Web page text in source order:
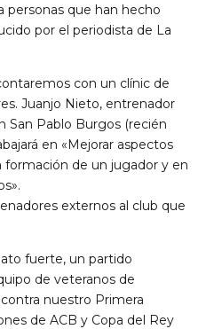
personas que han hecho
por el periodista de La
con un clínic de
Juanjo Nieto, entrenador
San Pablo Burgos (recién
en «Mejorar aspectos
formación de un jugador y en
externos al club que
fuerte, un partido
de veteranos de
nuestro Primera
de ACB y Copa del Rey